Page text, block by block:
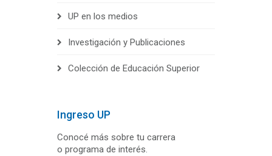
UP en los medios
Investigación y Publicaciones
Colección de Educación Superior
Ingreso UP
Conocé más sobre tu carrera
o programa de interés.